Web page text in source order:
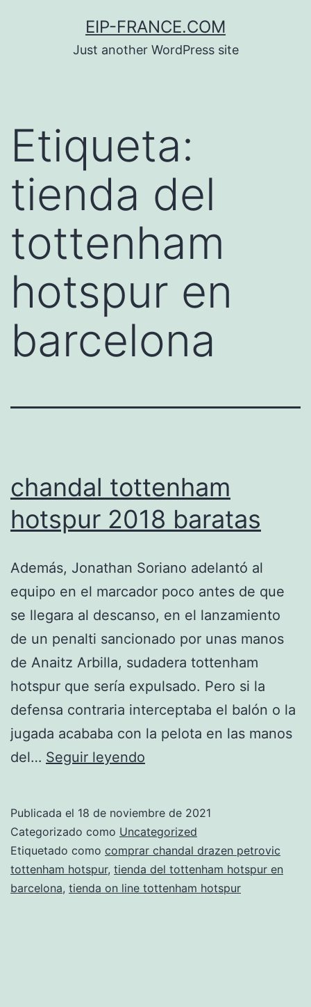
EIP-FRANCE.COM
Just another WordPress site
Etiqueta:
tienda del
tottenham
hotspur en
barcelona
chandal tottenham
hotspur 2018 baratas
Además, Jonathan Soriano adelantó al
equipo en el marcador poco antes de que
se llegara al descanso, en el lanzamiento
de un penalti sancionado por unas manos
de Anaitz Arbilla, sudadera tottenham
hotspur que sería expulsado. Pero si la
defensa contraria interceptaba el balón o la
jugada acababa con la pelota en las manos
del… Seguir leyendo
2018
baratas
Publicada el 18 de noviembre de 2021
Categorizado como Uncategorized
Etiquetado como comprar chandal drazen petrovic
tottenham hotspur, tienda del tottenham hotspur en
barcelona, tienda on line tottenham hotspur